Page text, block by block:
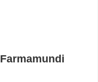
Farmamundi